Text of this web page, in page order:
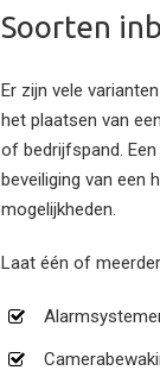
Soorten
Er zijn vele
het plaatsen van
of bedrijfspand.
beveiliging van een
mogelijkheden.
Laat één of